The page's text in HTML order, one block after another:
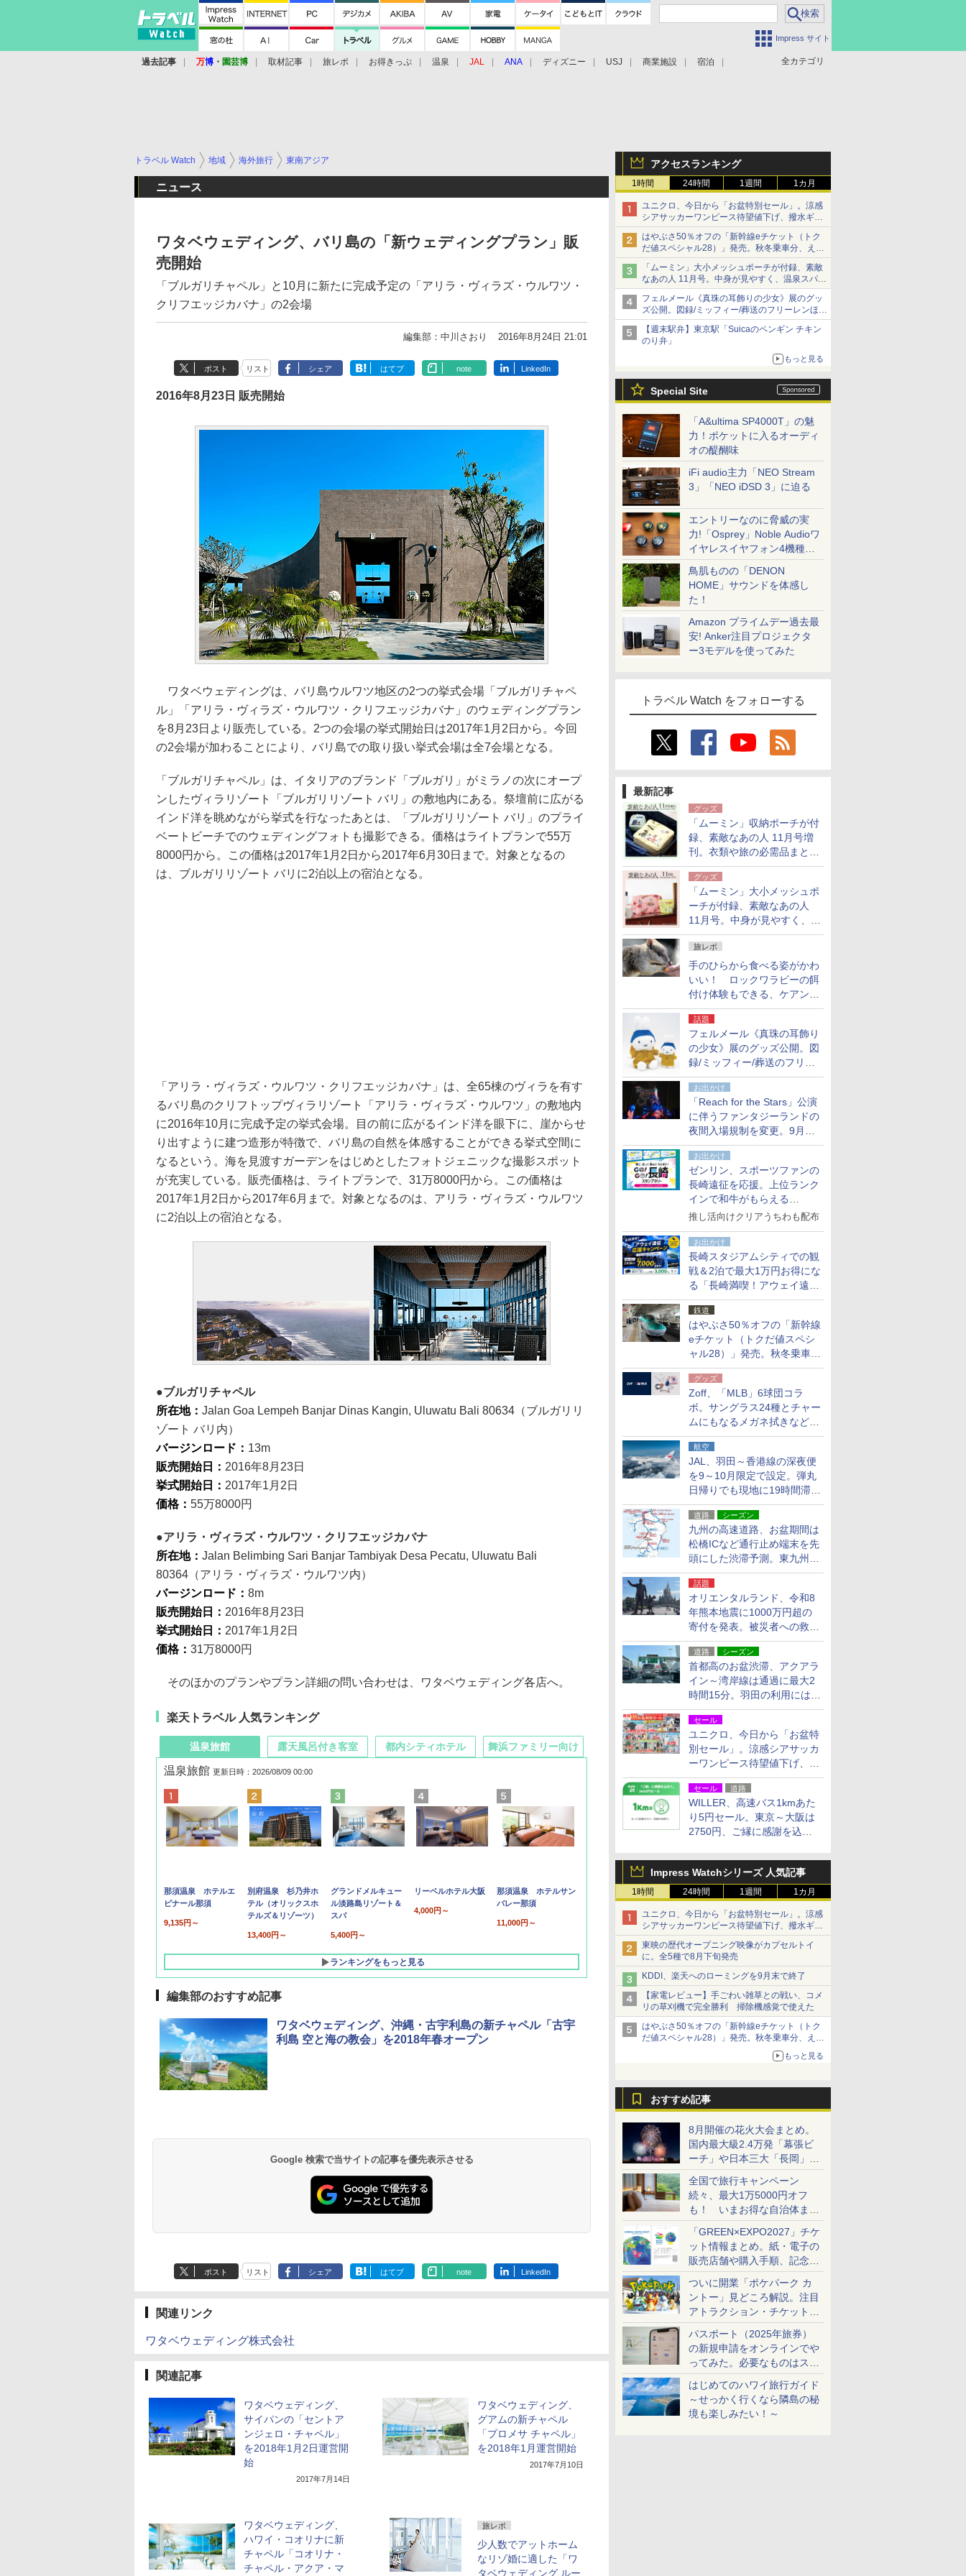
Impress サイト
全カテゴリ
過去記事 万博 ・ 園芸博 取材記事 旅レポ お得きっぷ 温泉 JAL ANA ディズニー USJ 商業施設 宿泊
アクセスランキング
1時間 24時間 1週間 1カ月
ユニクロ、今日から「お盆特別セール」。涼感
シアサッカーワンピース待望値下げ、撥水ギア
ショーツは1990円に
はやぶさ50％オフの「新幹線eチケット（トク
だ値スペシャル28）」発売。秋冬乗車分、えき
ねっと限定
「ムーミン」大小メッシュポーチが付録、素敵
なあの人 11月号。中身が見やすく、温泉スパに
も使える
フェルメール《真珠の耳飾りの少女》展のグッ
ズ公開。図録/ミッフィー/葬送のフリーレンほ
か、注目ブランドコラボが実現
【週末駅弁】東京駅「Suicaのペンギン チキン
のり弁」
もっと見る
Special Site
「A&ultima SP4000T」の魅
力！ポケットに入るオーディ
オの醍醐味
iFi audio主力「NEO Stream
3」「NEO iDSD 3」に迫る
エントリーなのに脅威の実
力!「Osprey」Noble Audioワ
イヤレスイヤフォン4機種を
一気に聴く
鳥肌ものの「DENON
HOME」サウンドを体感し
た！
Amazon プライムデー過去最
安! Anker注目プロジェクタ
ー3モデルを使ってみた
トラベル Watch をフォローする
最新記事
グッズ
「ムーミン」収納ポーチが付
録、素敵なあの人 11月号増
刊。衣類や旅の必需品まとま
る大小2個セット
グッズ
「ムーミン」大小メッシュポ
ーチが付録、素敵なあの人
11月号。中身が見やすく、温
泉スパにも使える
旅レポ
手のひらから食べる姿がかわ
いい！ ロックワラビーの餌
付け体験もできる、ケアンズ
でアサートン高原の日本語ガ
イド付きツアーに参加してみ
た
話題
フェルメール《真珠の耳飾り
の少女》展のグッズ公開。図
録/ミッフィー/葬送のフリー
レンほか、注目ブランドコラ
ボが実現
お出かけ
「Reach for the Stars」公演
に伴うファンタジーランドの
夜間入場規制を変更。9月か
ら18時50分～20時ごろに
お出かけ
ゼンリン、スポーツファンの
長崎遠征を応援。上位ランク
インで和牛がもらえる
「GO！GO！長崎スタンプラ
推し活向けクリアうちわも配布
お出かけ
長崎スタジアムシティでの観
戦＆2泊で最大1万円お得にな
る「長崎満喫！アウェイ遠征
応援キャンペーン」
鉄道
はやぶさ50％オフの「新幹線
eチケット（トクだ値スペシ
ャル28）」発売。秋冬乗車
分、えきねっと限定
グッズ
Zoff、「MLB」6球団コラ
ボ。サングラス24種とチャー
ムにもなるメガネ拭きなど雑
貨24種
航空
JAL、羽田～香港線の深夜便
を9～10月限定で設定。弾丸
日帰りでも現地に19時間滞在
できる
道路 シーズン
九州の高速道路、お盆期間は
松橋ICなど通行止め端末を先
頭にした渋滞予測。東九州道
への迂回は料金調整を実施
話題
オリエンタルランド、令和8
年熊本地震に1000万円超の
寄付を発表。被災者への救援
活動・復旧支援
道路 シーズン
首都高のお盆渋滞、アクアラ
イン～湾岸線は通過に最大2
時間15分。羽田の利用には
「空港西出口」の利用検討を
セール
ユニクロ、今日から「お盆特
別セール」。涼感シアサッカ
ーワンピース待望値下げ、撥
水ギアショーツは1990円に
セール 道路
WILLER、高速バス1kmあた
り5円セール。東京～大阪は
2750円、ご縁に感謝を込め
Impress Watchシリーズ 人気記事
1時間 24時間 1週間 1カ月
ユニクロ、今日から「お盆特別セール」。涼感
シアサッカーワンピース待望値下げ、撥水ギア
ショーツは1990円に
東映の歴代オープニング映像がカプセルトイ
に。全5種で8月下旬発売
KDDI、楽天へのローミングを9月末で終了
【家電レビュー】手ごわい雑草との戦い、コメ
リの草刈機で完全勝利 掃除機感覚で使えた
はやぶさ50％オフの「新幹線eチケット（トク
だ値スペシャル28）」発売。秋冬乗車分、えき
もっと見る
おすすめ記事
8月開催の花火大会まとめ。
国内最大級2.4万発「幕張ビ
ーチ」や日本三大「長岡」な
ど大型イベント目白押し！
全国で旅行キャンペーン
続々、最大1万5000円オフ
も！ いまお得な自治体まと
め
「GREEN×EXPO2027」チケ
ット情報まとめ。紙・電子の
販売店舗や購入手順、記念チ
ケットも解説
ついに開業「ポケパーク カ
ントー」見どころ解説。注目
アトラクション・チケット手
配・来場前に必要な準備は？
パスポート（2025年旅券）
の新規申請をオンラインでや
ってみた。必要なものはスマ
ホとマイナカードのみ
はじめてのハワイ旅行ガイド
～せっかく行くなら隣島の秘
境も楽しみたい！～
トラベル Watch 地域 海外旅行 東南アジア
ニュース
ワタベウェディング、バリ島の「新ウェディングプラン」販
売開始
「ブルガリチャペル」と10月に新たに完成予定の「アリラ・ヴィラズ・ウルワツ・
クリフエッジカバナ」の2会場
編集部：中川さおり 2016年8月24日 21:01
ポスト リスト シェア はてブ note LinkedIn
2016年8月23日 販売開始
ワタベウェディングは、バリ島ウルワツ地区の2つの挙式会場「ブルガリチャペ
ル」「アリラ・ヴィラズ・ウルワツ・クリフエッジカバナ」のウェディングプラン
を8月23日より販売している。2つの会場の挙式開始日は2017年1月2日から。今回
の2会場が加わることにより、バリ島での取り扱い挙式会場は全7会場となる。
「ブルガリチャペル」は、イタリアのブランド「ブルガリ」がミラノの次にオープ
ンしたヴィラリゾート「ブルガリリゾート バリ」の敷地内にある。祭壇前に広がる
インド洋を眺めながら挙式を行なったあとは、「ブルガリリゾート バリ」のプライ
ベートビーチでのウェディングフォトも撮影できる。価格はライトプランで55万
8000円から。この価格は2017年1月2日から2017年6月30日まで。対象となるの
は、ブルガリリゾート バリに2泊以上の宿泊となる。
「アリラ・ヴィラズ・ウルワツ・クリフエッジカバナ」は、全65棟のヴィラを有す
るバリ島のクリフトップヴィラリゾート「アリラ・ヴィラズ・ウルワツ」の敷地内
に2016年10月に完成予定の挙式会場。目の前に広がるインド洋を眼下に、崖からせ
り出すように建つ造形が特徴で、バリ島の自然を体感することができる挙式空間に
なるという。海を見渡すガーデンをはじめとしたフォトジェニックな撮影スポット
が充実している。販売価格は、ライトプランで、31万8000円から。この価格は
2017年1月2日から2017年6月まで。対象となるのは、アリラ・ヴィラズ・ウルワツ
に2泊以上の宿泊となる。
ブルガリチャペル
所在地： Jalan Goa Lempeh Banjar Dinas Kangin, Uluwatu Bali 80634（ブルガリリ
ゾート バリ内）
バージンロード： 13m
販売開始日： 2016年8月23日
挙式開始日： 2017年1月2日
価格： 55万8000円
アリラ・ヴィラズ・ウルワツ・クリフエッジカバナ
所在地： Jalan Belimbing Sari Banjar Tambiyak Desa Pecatu, Uluwatu Bali
80364（アリラ・ヴィラズ・ウルワツ内）
バージンロード： 8m
販売開始日： 2016年8月23日
挙式開始日： 2017年1月2日
価格： 31万8000円
そのほかのプランやプラン詳細の問い合わせは、ワタベウェディング各店へ。
楽天トラベル 人気ランキング
温泉旅館
温泉旅館 更新日時：2026/08/09 00:00
那須温泉 ホテルエ
ピナール那須
9,135円～
別府温泉 杉乃井ホ
テル（オリックスホ
テルズ＆リゾーツ）
13,400円～
グランドメルキュー
ル淡路島リゾート＆
スパ
5,400円～
リーベルホテル大阪
4,000円～
那須温泉 ホテルサン
バレー那須
11,000円～
ランキングをもっと見る
露天風呂付き客室
10,450円～
19,541円～
都内シティホテル 舞浜ファミリー向け
7,950円～
5,758円～
編集部のおすすめ記事
ワタベウェディング、沖縄・古宇利島の新チャペル「古宇
利島 空と海の教会」を2018年春オープン
Google 検索で当サイトの記事を優先表示させる
ポスト リスト シェア はてブ note LinkedIn
関連リンク
ワタベウェディング株式会社
関連記事
ワタベウェディング、
サイパンの「セントア
ンジェロ・チャペル」
を2018年1月2日運営開
始
2017年7月14日
ワタベウェディング、
グアムの新チャペル
「プロメサ チャペル」
を2018年1月運営開始
2017年7月10日
ワタベウェディング、
ハワイ・コオリナに新
チャペル「コオリナ・
チャペル・アクア・マ
旅レポ
少人数でアットホーム
なリゾ婚に適した「ワ
タベウェディング ルー